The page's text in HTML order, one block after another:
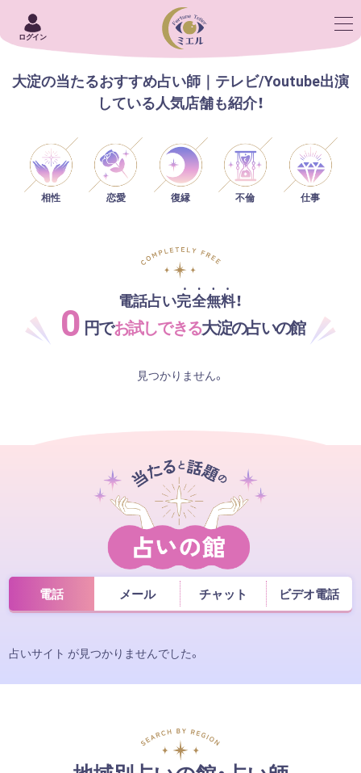
ログイン
大淀の当たるおすすめ占い師｜テレビ/Youtube出演
している人気店舗も紹介！
相性 恋愛 復縁 不倫 仕事
電話占い完全無料！
0 円でお試しできる大淀の占いの館
見つかりません。
電話 メール チャット ビデオ電話
占いサイト が見つかりませんでした。